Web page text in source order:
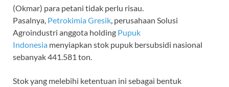
(Okmar) para petani tidak perlu risau.
Pasalnya, Petrokimia Gresik , perusahaan Solusi
Agroindustri anggota holding Pupuk
Indonesia menyiapkan stok pupuk bersubsidi nasional
sebanyak 441.581 ton.
Stok yang melebihi ketentuan ini sebagai bentuk